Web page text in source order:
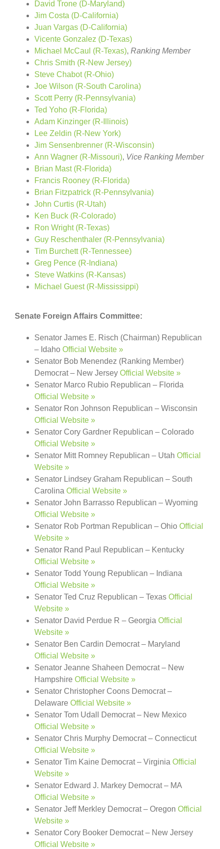
David Trone (D-Maryland)
Jim Costa (D-California)
Juan Vargas (D-California)
Vicente Gonzalez (D-Texas)
Michael McCaul (R-Texas), Ranking Member
Chris Smith (R-New Jersey)
Steve Chabot (R-Ohio)
Joe Wilson (R-South Carolina)
Scott Perry (R-Pennsylvania)
Ted Yoho (R-Florida)
Adam Kinzinger (R-Illinois)
Lee Zeldin (R-New York)
Jim Sensenbrenner (R-Wisconsin)
Ann Wagner (R-Missouri), Vice Ranking Member
Brian Mast (R-Florida)
Francis Rooney (R-Florida)
Brian Fitzpatrick (R-Pennsylvania)
John Curtis (R-Utah)
Ken Buck (R-Colorado)
Ron Wright (R-Texas)
Guy Reschenthaler (R-Pennsylvania)
Tim Burchett (R-Tennessee)
Greg Pence (R-Indiana)
Steve Watkins (R-Kansas)
Michael Guest (R-Mississippi)
Senate Foreign Affairs Committee:
Senator James E. Risch (Chairman) Republican
– Idaho Official Website »
Senator Bob Menendez (Ranking Member)
Democrat – New Jersey Official Website »
Senator Marco Rubio Republican – Florida
Official Website »
Senator Ron Johnson Republican – Wisconsin
Official Website »
Senator Cory Gardner Republican – Colorado
Official Website »
Senator Mitt Romney Republican – Utah Official
Website »
Senator Lindsey Graham Republican – South
Carolina Official Website »
Senator John Barrasso Republican – Wyoming
Official Website »
Senator Rob Portman Republican – Ohio Official
Website »
Senator Rand Paul Republican – Kentucky
Official Website »
Senator Todd Young Republican – Indiana
Official Website »
Senator Ted Cruz Republican – Texas Official
Website »
Senator David Perdue R – Georgia Official
Website »
Senator Ben Cardin Democrat – Maryland
Official Website »
Senator Jeanne Shaheen Democrat – New
Hampshire Official Website »
Senator Christopher Coons Democrat –
Delaware Official Website »
Senator Tom Udall Democrat – New Mexico
Official Website »
Senator Chris Murphy Democrat – Connecticut
Official Website »
Senator Tim Kaine Democrat – Virginia Official
Website »
Senator Edward J. Markey Democrat – MA
Official Website »
Senator Jeff Merkley Democrat – Oregon Official
Website »
Senator Cory Booker Democrat – New Jersey
Official Website »